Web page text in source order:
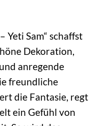
Yeti Sam“ schaffst
Dekoration,
anregende
freundliche
die Fantasie, regt
ein Gefühl von